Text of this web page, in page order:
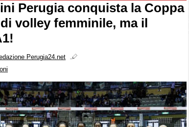
Perugia conquista la Coppa
volley femminile, ma il
Perugia24.net